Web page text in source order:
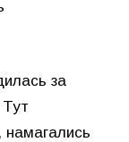
за
Тут
намагались